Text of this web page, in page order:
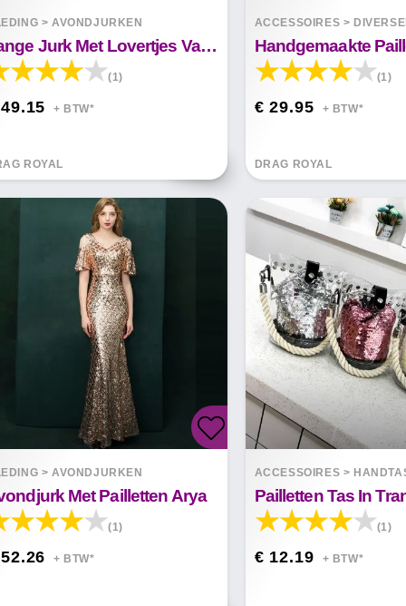
>AVONDJURKEN
Lange Jurk Met Lovertjes Van Alexandra Met Lovertjes
(1)
+ BTW*
ROYAL
ACCESSOIRES >
(1)
€ 29.95 + BTW*
DRAG ROYAL
>AVONDJURKEN
Met Pailletten Arya
(1)
+ BTW*
ACCESSOIRES >
Pailletten Tas In
(1)
€ 12.19 + BTW*